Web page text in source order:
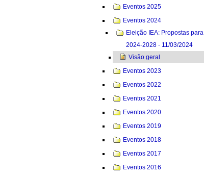
Eventos 2025
Eventos 2024
Eleição IEA: Propostas para
2024-2028 - 11/03/2024
Visão geral
Eventos 2023
Eventos 2022
Eventos 2021
Eventos 2020
Eventos 2019
Eventos 2018
Eventos 2017
Eventos 2016